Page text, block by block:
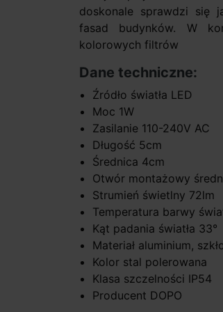
doskonale sprawdzi się
fasad budynków. W
kolorowych filtrów
Dane techniczne:
Źródło światła LED
Moc 1W
Zasilanie 110-240V AC
Długość 5cm
Średnica 4cm
Otwór montażowy
Strumień świetlny 72lm
Temperatura barwy
Kąt padania światła 33°
Materiał aluminium,
Kolor stal polerowana
Klasa szczelności IP54
Producent DOPO